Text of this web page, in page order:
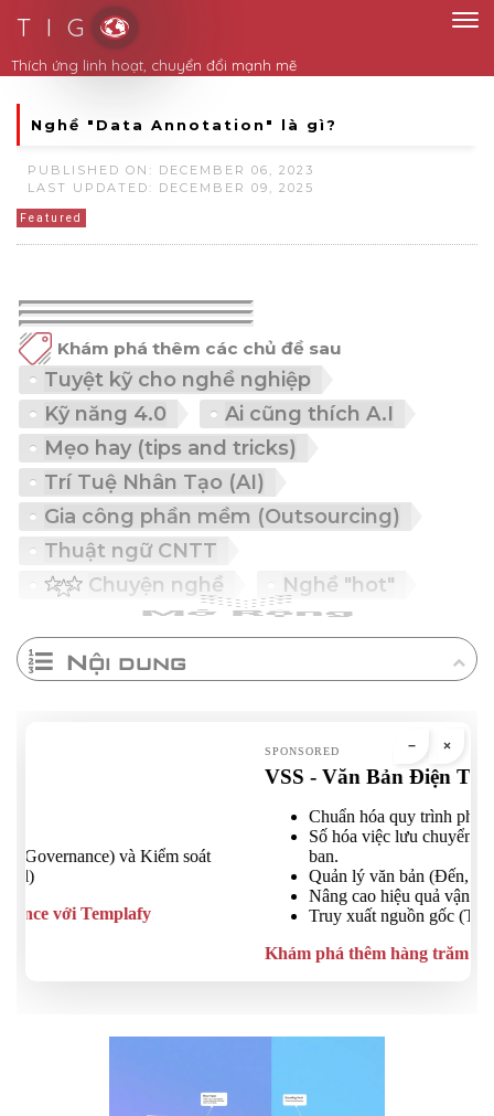
T I G
Nghề "Data Annotation" là gì?
PUBLISHED ON: DECEMBER 06, 2023
LAST UPDATED: DECEMBER 09, 2025
Featured
Khám phá thêm các chủ đề sau
Tuyệt kỹ cho nghề nghiệp
Kỹ năng 4.0
Ai cũng thích A.I
Mẹo hay (tips and tricks)
Trí Tuệ Nhân Tạo (AI)
Gia công phần mềm (Outsourcing)
Thuật ngữ CNTT
Chuyện nghề
Nghề "hot"
Nội dung